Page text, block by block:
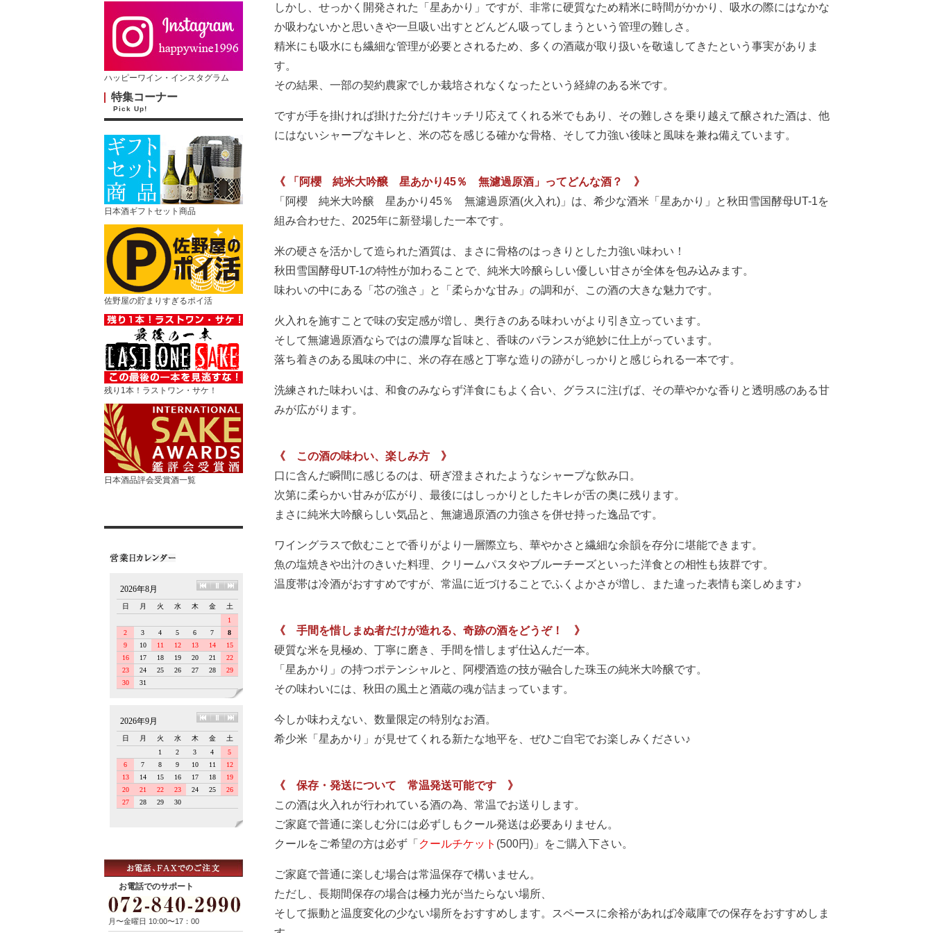
ハッピーワイン・インスタグラム
特集コーナー
Pick Up!
日本酒ギフトセット商品
佐野屋の貯まりすぎるポイ活
残り1本！ラストワン・サケ！
日本酒品評会受賞酒一覧
お電話でのサポート
月〜金曜日 10:00〜17：00
しかし、せっかく開発された「星あかり」ですが、非常に硬質なため精米に時間がかかり、吸水の際にはなかな
か吸わないかと思いきや一旦吸い出すとどんどん吸ってしまうという管理の難しさ。
精米にも吸水にも繊細な管理が必要とされるため、多くの酒蔵が取り扱いを敬遠してきたという事実がありま
す。
その結果、一部の契約農家でしか栽培されなくなったという経緯のある米です。
ですが手を掛ければ掛けた分だけキッチリ応えてくれる米でもあり、その難しさを乗り越えて醸された酒は、他
にはないシャープなキレと、米の芯を感じる確かな骨格、そして力強い後味と風味を兼ね備えています。
《 「阿櫻 純米大吟醸 星あかり45％ 無濾過原酒」ってどんな酒？ 》
「阿櫻 純米大吟醸 星あかり45％ 無濾過原酒(火入れ)」は、希少な酒米「星あかり」と秋田雪国酵母UT-1を
組み合わせた、2025年に新登場した一本です。
米の硬さを活かして造られた酒質は、まさに骨格のはっきりとした力強い味わい！
秋田雪国酵母UT-1の特性が加わることで、純米大吟醸らしい優しい甘さが全体を包み込みます。
味わいの中にある「芯の強さ」と「柔らかな甘み」の調和が、この酒の大きな魅力です。
火入れを施すことで味の安定感が増し、奥行きのある味わいがより引き立っています。
そして無濾過原酒ならではの濃厚な旨味と、香味のバランスが絶妙に仕上がっています。
落ち着きのある風味の中に、米の存在感と丁寧な造りの跡がしっかりと感じられる一本です。
洗練された味わいは、和食のみならず洋食にもよく合い、グラスに注げば、その華やかな香りと透明感のある甘
みが広がります。
《 この酒の味わい、楽しみ方 》
口に含んだ瞬間に感じるのは、研ぎ澄まされたようなシャープな飲み口。
次第に柔らかい甘みが広がり、最後にはしっかりとしたキレが舌の奥に残ります。
まさに純米大吟醸らしい気品と、無濾過原酒の力強さを併せ持った逸品です。
ワイングラスで飲むことで香りがより一層際立ち、華やかさと繊細な余韻を存分に堪能できます。
魚の塩焼きや出汁のきいた料理、クリームパスタやブルーチーズといった洋食との相性も抜群です。
温度帯は冷酒がおすすめですが、常温に近づけることでふくよかさが増し、また違った表情も楽しめます♪
《 手間を惜しまぬ者だけが造れる、奇跡の酒をどうぞ！ 》
硬質な米を見極め、丁寧に磨き、手間を惜しまず仕込んだ一本。
「星あかり」の持つポテンシャルと、阿櫻酒造の技が融合した珠玉の純米大吟醸です。
その味わいには、秋田の風土と酒蔵の魂が詰まっています。
今しか味わえない、数量限定の特別なお酒。
希少米「星あかり」が見せてくれる新たな地平を、ぜひご自宅でお楽しみください♪
《 保存・発送について 常温発送可能です 》
この酒は火入れが行われている酒の為、常温でお送りします。
ご家庭で普通に楽しむ分には必ずしもクール発送は必要ありません。
クールをご希望の方は必ず「 クールチケット (500円)」をご購入下さい。
ご家庭で普通に楽しむ場合は常温保存で構いません。
ただし、長期間保存の場合は極力光が当たらない場所、
そして振動と温度変化の少ない場所をおすすめします。スペースに余裕があれば冷蔵庫での保存をおすすめしま